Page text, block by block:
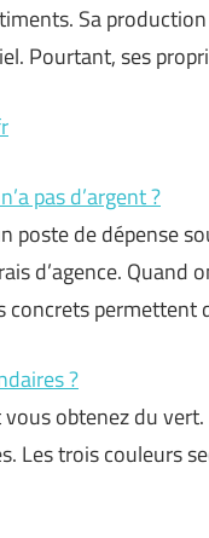
Sa
Pourtant, ses
pas d’argent ?
poste de dépense
d’agence. Quand
permettent
?
obtenez du
Les trois couleurs